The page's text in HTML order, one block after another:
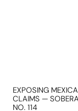
EXPOSING
CLAIMS —
NO. 114